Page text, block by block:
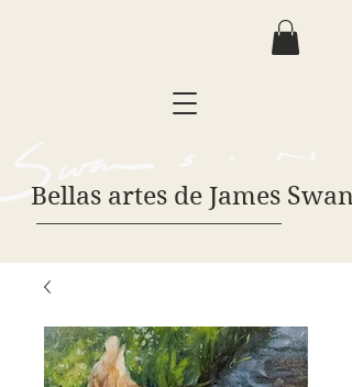
Bellas artes de James